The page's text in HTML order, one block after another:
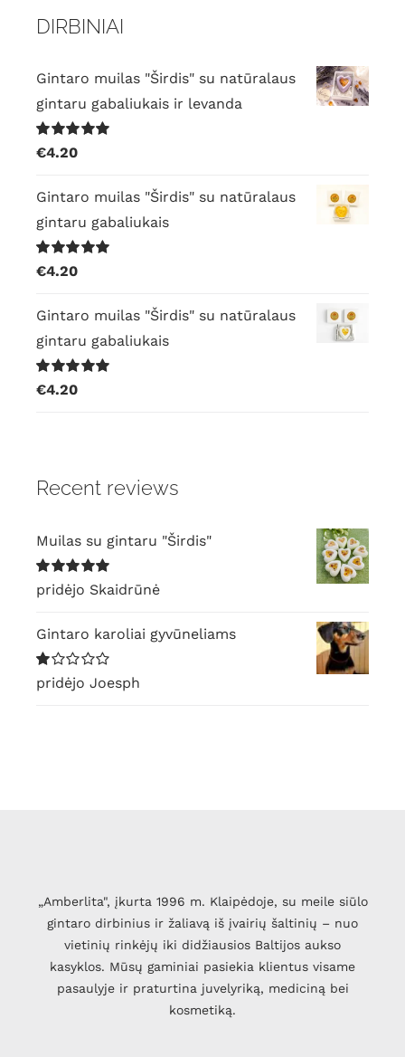
DIRBINIAI
Gintaro muilas "Širdis" su natūralaus
gintaru gabaliukais ir levanda
Įvertinimas:
€4.20
Gintaro muilas "Širdis" su natūralaus
gintaru gabaliukais
Įvertinimas:
€4.20
Gintaro muilas "Širdis" su natūralaus
gintaru gabaliukais
Įvertinimas:
€4.20
Recent reviews
Muilas su gintaru "Širdis"
Įvertinimas:
5
pridėjo Skaidrūnė
Gintaro karoliai gyvūneliams
Įvertinimas:
1
pridėjo Joesph
„Amberlita", įkurta 1996 m. Klaipėdoje, su meile siūlo
gintaro dirbinius ir žaliavą iš įvairių šaltinių – nuo
vietinių rinkėjų iki didžiausios Baltijos aukso
kasyklos. Mūsų gaminiai pasiekia klientus visame
pasaulyje ir praturtina juvelyriką, mediciną bei
kosmetiką.